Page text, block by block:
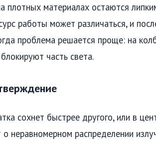
материалах остаются
работы может различаться, и
проблема решается проще: на
часть света.
сохнет быстрее другого, или в
неравномерном распределении